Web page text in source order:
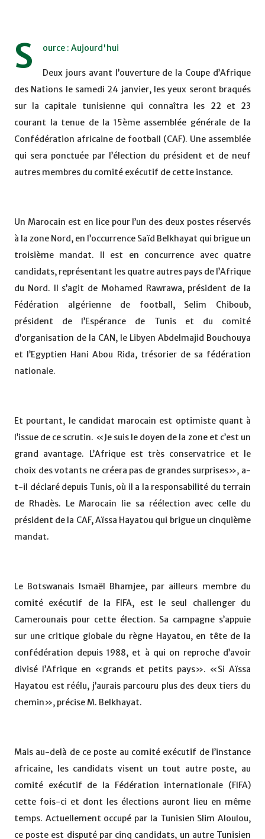
S ource : Aujourd'hui
Deux jours avant l’ouverture de la Coupe d’Afrique
des Nations le samedi 24 janvier, les yeux seront braqués
sur la capitale tunisienne qui connaîtra les 22 et 23
courant la tenue de la 15ème assemblée générale de la
Confédération africaine de football (CAF). Une assemblée
qui sera ponctuée par l’élection du président et de neuf
autres membres du comité exécutif de cette instance.
Un Marocain est en lice pour l’un des deux postes réservés
à la zone Nord, en l’occurrence Saïd Belkhayat qui brigue un
troisième mandat. Il est en concurrence avec quatre
candidats, représentant les quatre autres pays de l’Afrique
du Nord. Il s’agit de Mohamed Rawrawa, président de la
Fédération algérienne de football, Selim Chiboub,
président de l’Espérance de Tunis et du comité
d’organisation de la CAN, le Libyen Abdelmajid Bouchouya
et l’Egyptien Hani Abou Rida, trésorier de sa fédération
nationale.
Et pourtant, le candidat marocain est optimiste quant à
l’issue de ce scrutin. «Je suis le doyen de la zone et c’est un
grand avantage. L’Afrique est très conservatrice et le
choix des votants ne créera pas de grandes surprises», a-
t-il déclaré depuis Tunis, où il a la responsabilité du terrain
de Rhadès. Le Marocain lie sa réélection avec celle du
président de la CAF, Aïssa Hayatou qui brigue un cinquième
mandat.
Le Botswanais Ismaël Bhamjee, par ailleurs membre du
comité exécutif de la FIFA, est le seul challenger du
Camerounais pour cette élection. Sa campagne s’appuie
sur une critique globale du règne Hayatou, en tête de la
confédération depuis 1988, et à qui on reproche d’avoir
divisé l’Afrique en «grands et petits pays». «Si Aïssa
Hayatou est réélu, j’aurais parcouru plus des deux tiers du
chemin», précise M. Belkhayat.
Mais au-delà de ce poste au comité exécutif de l’instance
africaine, les candidats visent un tout autre poste, au
comité exécutif de la Fédération internationale (FIFA)
cette fois-ci et dont les élections auront lieu en même
temps. Actuellement occupé par la Tunisien Slim Aloulou,
ce poste est disputé par cinq candidats, un autre Tunisien